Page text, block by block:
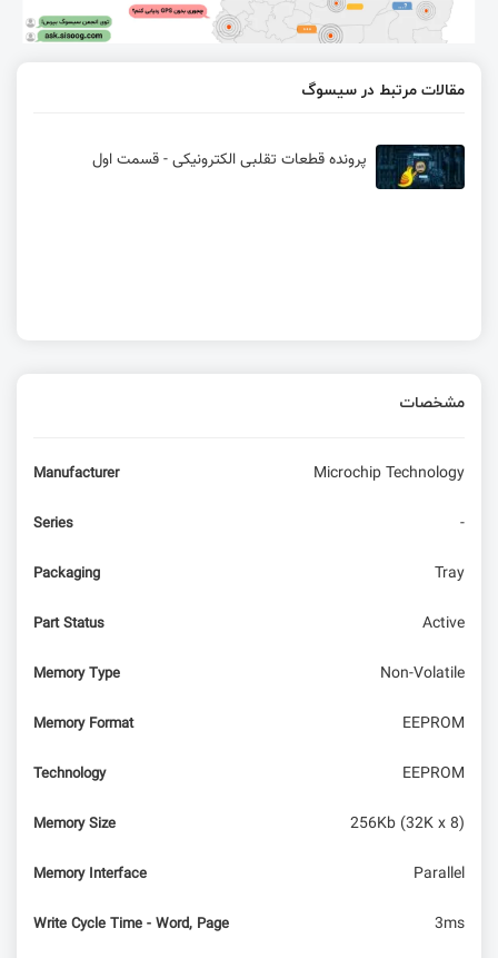
مقالات مرتبط در سیسوگ
پرونده قطعات تقلبی الکترونیکی - قسمت اول
مشخصات
Manufacturer Microchip Technology
Series -
Packaging Tray
Part Status Active
Memory Type Non-Volatile
Memory Format EEPROM
Technology EEPROM
Memory Size 256Kb (32K x 8)
Memory Interface Parallel
Write Cycle Time - Word, Page 3ms